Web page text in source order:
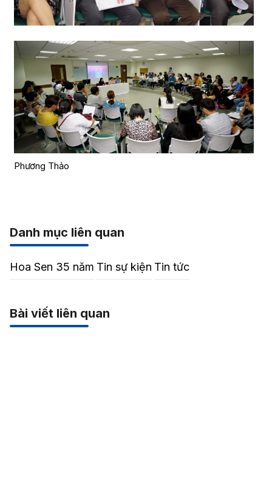
Phương Thảo
Danh mục liên quan
Hoa Sen 35 năm Tin sự kiện Tin tức
Bài viết liên quan